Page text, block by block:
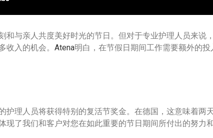
和与亲人共度美好时光的节日。但对于专业护理人员来说
收入的机会。 Atena明白，在节假日期间工作需要额外的
护理人员将获得特别的复活节奖金。在德国，这意味着两
现了我们和客户对您在如此重要的节日期间所付出的努力